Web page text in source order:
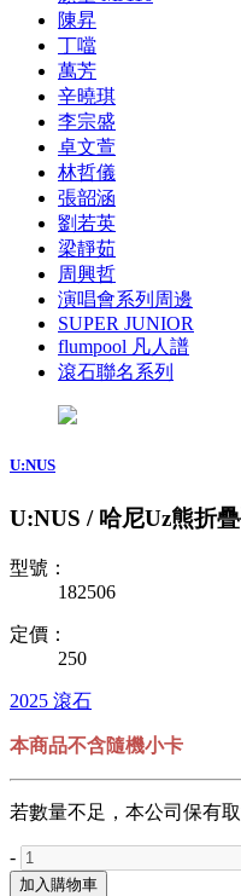
陳昇
丁噹
萬芳
辛曉琪
李宗盛
卓文萱
林哲儀
張韶涵
劉若英
梁靜茹
周興哲
演唱會系列周邊
SUPER JUNIOR
flumpool 凡人譜
滾石聯名系列
U:NUS
U:NUS / 哈尼Uz熊折
型號：
182506
定價：
250
2025 滾石
本商品不含隨機小卡
若數量不足，本公司保有
-
加入購物車